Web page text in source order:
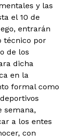
y las
el 10 de
entrarán
técnico por
de los
dicha
en la
formal como
semana,
a los entes
con